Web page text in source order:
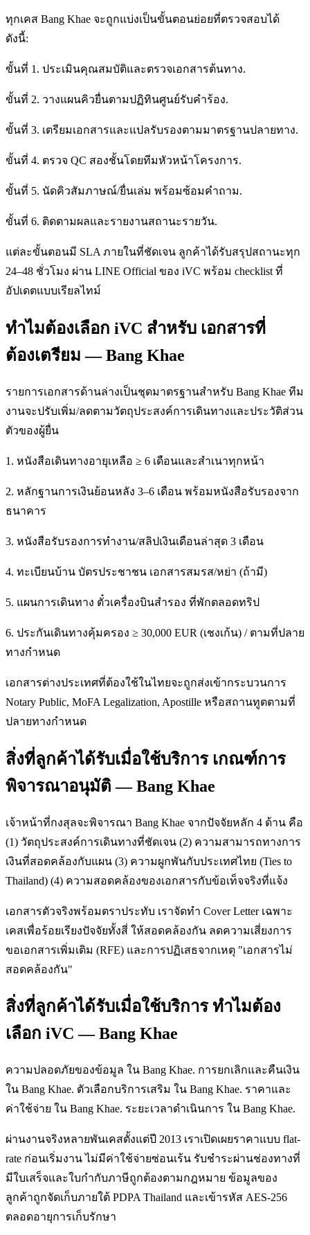
ทุกเคส Bang Khae จะถูกแบ่งเป็นขั้นตอนย่อยที่ตรวจสอบได้
ดังนี้:
ขั้นที่ 1. ประเมินคุณสมบัติและตรวจเอกสารต้นทาง.
ขั้นที่ 2. วางแผนคิวยื่นตามปฏิทินศูนย์รับคำร้อง.
ขั้นที่ 3. เตรียมเอกสารและแปลรับรองตามมาตรฐานปลายทาง.
ขั้นที่ 4. ตรวจ QC สองชั้นโดยทีมหัวหน้าโครงการ.
ขั้นที่ 5. นัดคิวสัมภาษณ์/ยื่นเล่ม พร้อมซ้อมคำถาม.
ขั้นที่ 6. ติดตามผลและรายงานสถานะรายวัน.
แต่ละขั้นตอนมี SLA ภายในที่ชัดเจน ลูกค้าได้รับสรุปสถานะทุก
24–48 ชั่วโมง ผ่าน LINE Official ของ iVC พร้อม checklist ที่
อัปเดตแบบเรียลไทม์
ทำไมต้องเลือก iVC สำหรับ เอกสารที่
ต้องเตรียม — Bang Khae
รายการเอกสารด้านล่างเป็นชุดมาตรฐานสำหรับ Bang Khae ทีม
งานจะปรับเพิ่ม/ลดตามวัตถุประสงค์การเดินทางและประวัติส่วน
ตัวของผู้ยื่น
1. หนังสือเดินทางอายุเหลือ ≥ 6 เดือนและสำเนาทุกหน้า
2. หลักฐานการเงินย้อนหลัง 3–6 เดือน พร้อมหนังสือรับรองจาก
ธนาคาร
3. หนังสือรับรองการทำงาน/สลิปเงินเดือนล่าสุด 3 เดือน
4. ทะเบียนบ้าน บัตรประชาชน เอกสารสมรส/หย่า (ถ้ามี)
5. แผนการเดินทาง ตั๋วเครื่องบินสำรอง ที่พักตลอดทริป
6. ประกันเดินทางคุ้มครอง ≥ 30,000 EUR (เชงเก้น) / ตามที่ปลาย
ทางกำหนด
เอกสารต่างประเทศที่ต้องใช้ในไทยจะถูกส่งเข้ากระบวนการ
Notary Public, MoFA Legalization, Apostille หรือสถานทูตตามที่
ปลายทางกำหนด
สิ่งที่ลูกค้าได้รับเมื่อใช้บริการ เกณฑ์การ
พิจารณาอนุมัติ — Bang Khae
เจ้าหน้าที่กงสุลจะพิจารณา Bang Khae จากปัจจัยหลัก 4 ด้าน คือ
(1) วัตถุประสงค์การเดินทางที่ชัดเจน (2) ความสามารถทางการ
เงินที่สอดคล้องกับแผน (3) ความผูกพันกับประเทศไทย (Ties to
Thailand) (4) ความสอดคล้องของเอกสารกับข้อเท็จจริงที่แจ้ง
เอกสารตัวจริงพร้อมตราประทับ เราจัดทำ Cover Letter เฉพาะ
เคสเพื่อร้อยเรียงปัจจัยทั้งสี่ ให้สอดคล้องกัน ลดความเสี่ยงการ
ขอเอกสารเพิ่มเติม (RFE) และการปฏิเสธจากเหตุ "เอกสารไม่
สอดคล้องกัน"
สิ่งที่ลูกค้าได้รับเมื่อใช้บริการ ทำไมต้อง
เลือก iVC — Bang Khae
ความปลอดภัยของข้อมูล ใน Bang Khae. การยกเลิกและคืนเงิน
ใน Bang Khae. ตัวเลือกบริการเสริม ใน Bang Khae. ราคาและ
ค่าใช้จ่าย ใน Bang Khae. ระยะเวลาดำเนินการ ใน Bang Khae.
ผ่านงานจริงหลายพันเคสตั้งแต่ปี 2013 เราเปิดเผยราคาแบบ flat-
rate ก่อนเริ่มงาน ไม่มีค่าใช้จ่ายซ่อนเร้น รับชำระผ่านช่องทางที่
มีใบเสร็จและใบกำกับภาษีถูกต้องตามกฎหมาย ข้อมูลของ
ลูกค้าถูกจัดเก็บภายใต้ PDPA Thailand และเข้ารหัส AES-256
ตลอดอายุการเก็บรักษา